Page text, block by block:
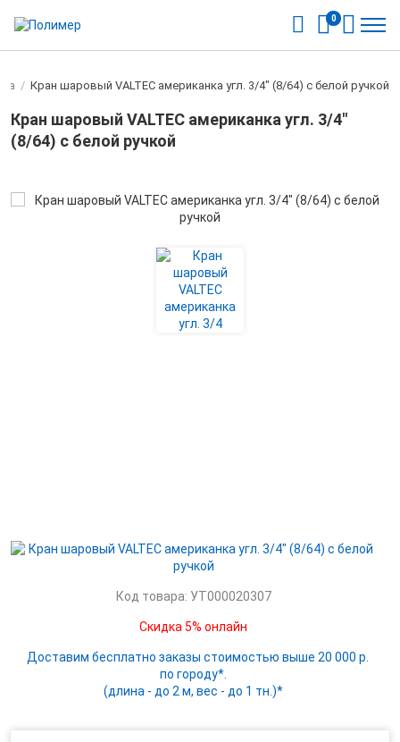
0
/ Кран шаровый VALTEC американка угл. 3/4" (8/64) с белой ручкой
Кран шаровый VALTEC американка угл. 3/4"
(8/64) с белой ручкой
Код товара: УТ000020307
Скидка 5% онлайн
Доставим бесплатно заказы стоимостью выше 20 000 р.
по городу*.
(длина - до 2 м, вес - до 1 тн.)*